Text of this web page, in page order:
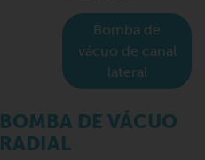
Bomba de
vácuo de canal
lateral
BOMBA DE VÁCUO
RADIAL